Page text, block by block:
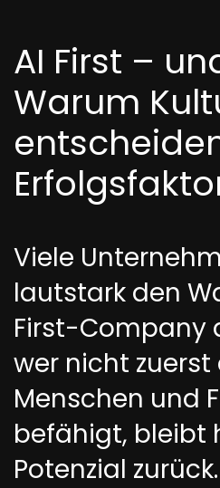
AI First –
Warum
Viele
lautstark den
First-Company
wer nicht zuerst
Menschen und
befähigt, bleibt
Potenzial zurück.